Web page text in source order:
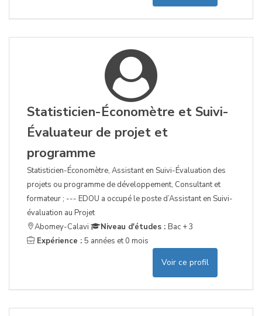
Statisticien-Économètre et Suivi-
Évaluateur de projet et
programme
Statisticien-Économètre, Assistant en Suivi-Évaluation des
projets ou programme de développement, Consultant et
formateur ; --- EDOU a occupé le poste d’Assistant en Suivi-
évaluation au Projet
Abomey-Calavi
Niveau d'études : Bac + 3
Expérience : 5 années et 0 mois
Voir ce profil